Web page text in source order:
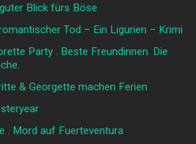
Blick fürs Böse
Tod – Ein Ligurien – Krimi
Party . Beste Freundinnen. Die
& Georgette machen Ferien
. Mord auf Fuerteventura